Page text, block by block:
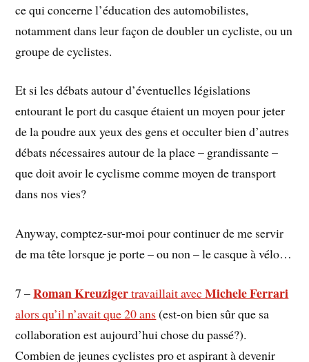
ce qui concerne l’éducation des automobilistes,
notamment dans leur façon de doubler un cycliste, ou un
groupe de cyclistes.
Et si les débats autour d’éventuelles législations
entourant le port du casque étaient un moyen pour jeter
de la poudre aux yeux des gens et occulter bien d’autres
débats nécessaires autour de la place – grandissante –
que doit avoir le cyclisme comme moyen de transport
dans nos vies?
Anyway, comptez-sur-moi pour continuer de me servir
de ma tête lorsque je porte – ou non – le casque à vélo…
7 –Roman Kreuzigertravaillait avecMichele Ferrari
alors qu’il n’avait que 20 ans (est-on bien sûr que sa
collaboration est aujourd’hui chose du passé?).
Combien de jeunes cyclistes pro et aspirant à devenir